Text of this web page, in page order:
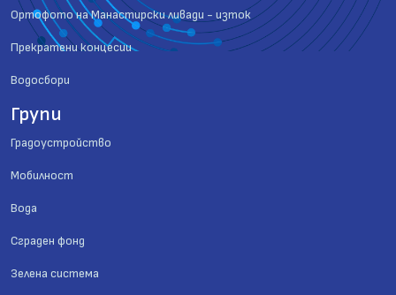
Ортофото на Манастирски ливади - изток
Прекратени концесии
Водосбори
Групи
Градоустройство
Мобилност
Вода
Сграден фонд
Зелена система